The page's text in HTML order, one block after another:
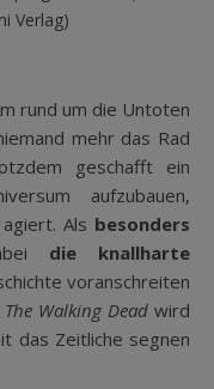
Verlag)
rund um die Untoten
mehr das Rad
geschafft ein
aufzubauen,
Als besonders
die knallharte
voranschreiten
Walking Dead wird
das Zeitliche segnen